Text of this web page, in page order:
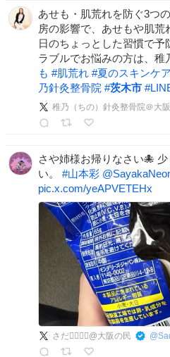
あせも・肌荒れを防ぐ3つ
房の影響で、あせもや肌
日のちょっとした習慣で予
ラブルでお悩みの方は、稚
も #肌荒れ #夏のスキンケア
乃針灸整骨院 #茨木市 #
さや姉様お帰りなさい🐙
い。 #山本彩
pic.x.com/yeAPVETEHx
さだ🚶‍♂️🚶‍♂️@大阪の民 @